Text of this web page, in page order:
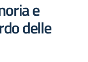
e
delle